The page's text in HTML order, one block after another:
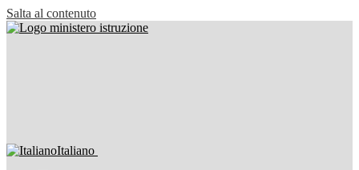
Salta al contenuto
Italiano